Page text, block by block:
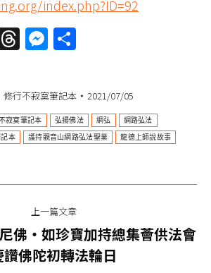
index.php?ID=92
Threads
Messenger
修行不寂寞筆記本
2021/07/05
寂寞筆記本 弘揚佛法 網弘 網路弘法
本 護持觀音山網路弘法聖業 龍德上師說故事
上一篇文章
上
一
佛‧如珍寶加持總集薈供法會
讚佛陀初轉法輪日